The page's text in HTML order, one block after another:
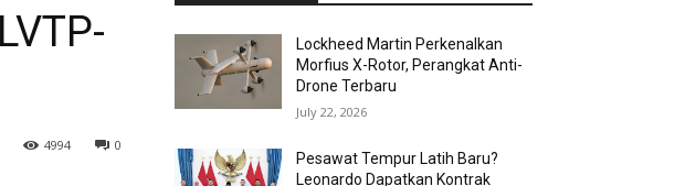
0
4994
Lockheed Martin Perkenalkan
Morfius X-Rotor, Perangkat Anti-
Drone Terbaru
July 22, 2026
Pesawat Tempur Latih Baru?
Leonardo Dapatkan Kontrak